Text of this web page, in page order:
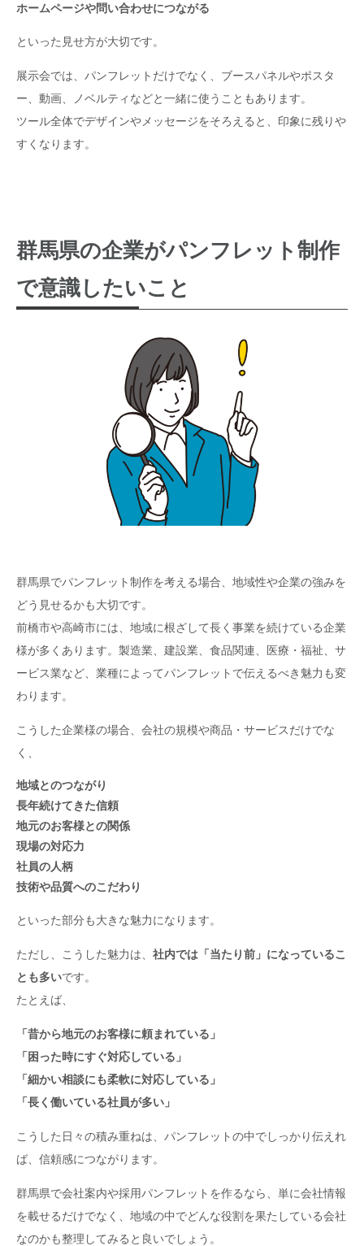
ホームページや問い合わせにつながる
といった見せ方が大切です。
展示会では、パンフレットだけでなく、ブースパネルやポスタ
ー、動画、ノベルティなどと一緒に使うこともあります。
ツール全体でデザインやメッセージをそろえると、印象に残りや
すくなります。
群馬県の企業がパンフレット制作
で意識したいこと
群馬県でパンフレット制作を考える場合、地域性や企業の強みを
どう見せるかも大切です。
前橋市や高崎市には、地域に根ざして長く事業を続けている企業
様が多くあります。製造業、建設業、食品関連、医療・福祉、サ
ービス業など、業種によってパンフレットで伝えるべき魅力も変
わります。
こうした企業様の場合、会社の規模や商品・サービスだけでな
く、
地域とのつながり
長年続けてきた信頼
地元のお客様との関係
現場の対応力
社員の人柄
技術や品質へのこだわり
といった部分も大きな魅力になります。
ただし、こうした魅力は、 社内では「当たり前」になっているこ
とも多いです。
たとえば、
「昔から地元のお客様に頼まれている」
「困った時にすぐ対応している」
「細かい相談にも柔軟に対応している」
「長く働いている社員が多い」
こうした日々の積み重ねは、パンフレットの中でしっかり伝えれ
ば、信頼感につながります。
群馬県で会社案内や採用パンフレットを作るなら、単に会社情報
を載せるだけでなく、地域の中でどんな役割を果たしている会社
なのかも整理してみると良いでしょう。